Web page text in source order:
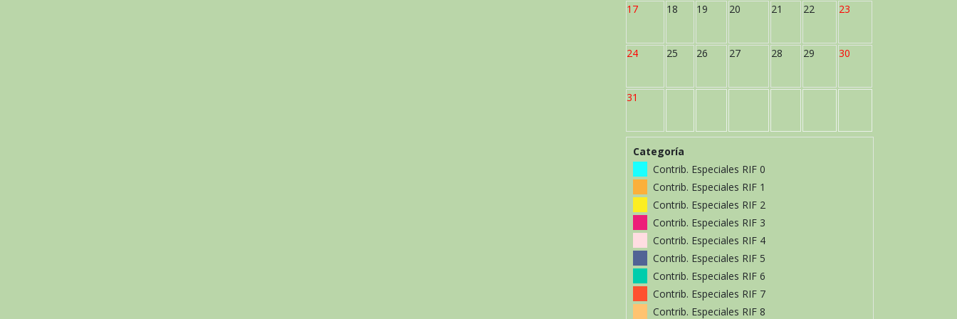
17 18 19 20 21 22 23
24 25 26 27 28 29 30
31
Categoría
Contrib. Especiales RIF 0
Contrib. Especiales RIF 1
Contrib. Especiales RIF 2
Contrib. Especiales RIF 3
Contrib. Especiales RIF 4
Contrib. Especiales RIF 5
Contrib. Especiales RIF 6
Contrib. Especiales RIF 7
Contrib. Especiales RIF 8